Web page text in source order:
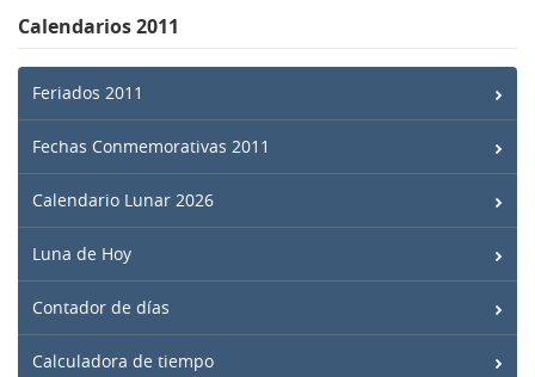
Calendarios 2011
Feriados 2011
Fechas Conmemorativas 2011
Calendario Lunar 2026
Luna de Hoy
Contador de días
Calculadora de tiempo